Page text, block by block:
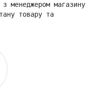
менеджером магазину
товару та